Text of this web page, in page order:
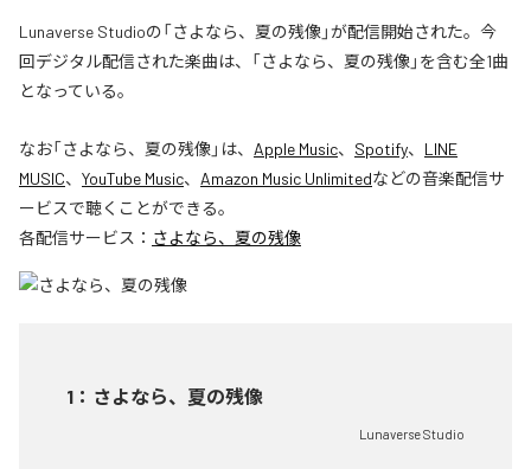
Lunaverse Studioの「さよなら、夏の残像」が配信開始された。今
回デジタル配信された楽曲は、「さよなら、夏の残像」を含む全1曲
となっている。
なお「さよなら、夏の残像」は、 Apple Music、 Spotify、 LINE
MUSIC、 YouTube Music、 Amazon Music Unlimitedなどの音楽配信サ
ービスで聴くことができる。
各配信サービス： さよなら、夏の残像
1 ： さよなら、夏の残像
Lunaverse Studio